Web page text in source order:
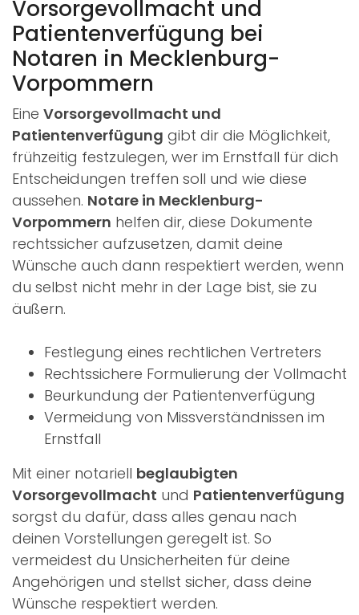
Vorsorgevollmacht und
Patientenverfügung bei
Notaren in Mecklenburg-
Vorpommern
Eine Vorsorgevollmacht und
Patientenverfügung gibt dir die Möglichkeit,
frühzeitig festzulegen, wer im Ernstfall für dich
Entscheidungen treffen soll und wie diese
aussehen. Notare in Mecklenburg-
Vorpommern helfen dir, diese Dokumente
rechtssicher aufzusetzen, damit deine
Wünsche auch dann respektiert werden, wenn
du selbst nicht mehr in der Lage bist, sie zu
äußern.
Festlegung eines rechtlichen Vertreters
Rechtssichere Formulierung der Vollmacht
Beurkundung der Patientenverfügung
Vermeidung von Missverständnissen im
Ernstfall
Mit einer notariell beglaubigten
Vorsorgevollmacht und Patientenverfügung
sorgst du dafür, dass alles genau nach
deinen Vorstellungen geregelt ist. So
vermeidest du Unsicherheiten für deine
Angehörigen und stellst sicher, dass deine
Wünsche respektiert werden.